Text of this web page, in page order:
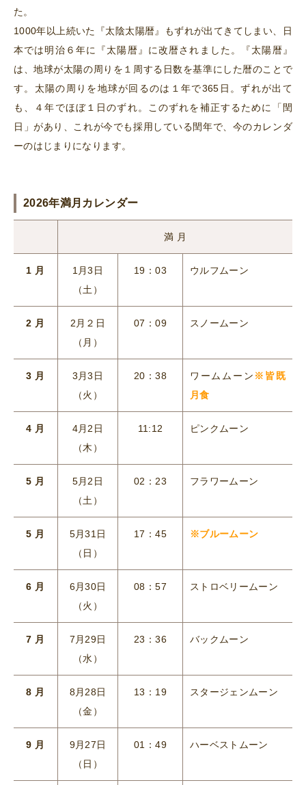
た。
1000年以上続いた『太陰太陽暦』もずれが出てきてしまい、日
本では明治６年に『太陽暦』に改暦されました。『太陽暦』
は、地球が太陽の周りを１周する日数を基準にした暦のことで
す。太陽の周りを地球が回るのは１年で365日。ずれが出て
も、４年でほぼ１日のずれ。このずれを補正するために「閏
日」があり、これが今でも採用している閏年で、今のカレンダ
ーのはじまりになります。
2026年満月カレンダー
満 月
1 月
1月3日
（土）
19：03 ウルフムーン
2 月
2月２日
（月）
07：09 スノームーン
3 月
3月3日
（火）
20：38 ワームムーン ※皆既
月食
4 月
4月2日
（木）
11:12 ピンクムーン
5 月
5月2日
（土）
02：23 フラワームーン
5 月
5月31日
（日）
17：45 ※ブルームーン
6 月
6月30日
（火）
08：57 ストロベリームーン
7 月
7月29日
（水）
23：36 バックムーン
8 月
8月28日
（金）
13：19 スタージェンムーン
9 月
9月27日
（日）
01：49 ハーベストムーン